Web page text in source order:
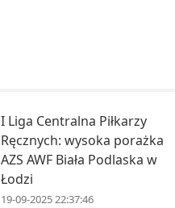
I Liga Centralna Piłkarzy
Ręcznych: wysoka porażka
AZS AWF Biała Podlaska w
Łodzi
19-09-2025 22:37:46